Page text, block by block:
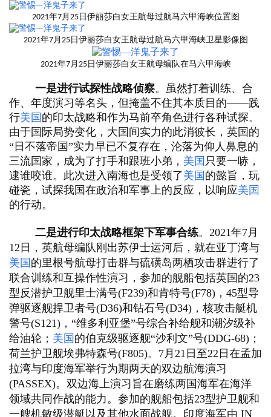
2021年7月25日伊丽莎白女王航母过航马六甲海峡位置图
2021年7月25日伊丽莎白女王航母过航马六甲海峡卫星影像图
2021年7月25日伊丽莎白女王航母编队在马六甲海峡
一是进行试探性战略侦察。虽然打着训练、合
作、年度演习等名头，但掩盖不住其本质目的——践
行美国 的印太战略和作为马前卒角色进行各种试探。
由于国际局势变化，大国间实力的此消彼长，英国的
“日不落帝国”实力早已不复存在，沦落为仰人鼻息的
三流国家，成为了打手和跟班小弟， 美国 只要一哧，
逮谁咬谁。此次进入南海也是受领了美国 的懿旨，玩
碰瓷，试探我国在政治和军事上的反应，以响应美国
的行动。
二是进行印太战略框架下军事合练。2021年7月
12日，英航母编队刚出苏伊士运河后，就在亚丁湾与
美国 的里根号航母打击群与硫磺岛两栖攻击群进行了
联合训练和互操作性演习，参加的舰船包括英国的23
型反潜护卫舰里士满号(F239)和肯特号(F78)，45型导
弹驱逐舰捍卫者号(D36)和钻石号(D34)，核攻击艇机
警号(S121)，“维多利亚堡”号综合补给舰和潮汐级补
给油轮； 美国 的伯克级驱逐舰“沙利文”号(DDG-68)；
荷兰护卫舰埃弗特森号(F805)。 7月21日至22日在孟加
拉湾与印度海军举行为期两天的双边航海演习
(PASSEX)。双边海上演习旨在磨练两国海军在海洋
领域共同作战的能力。参加的舰船包括23型护卫舰和
一艘机敏级潜艇以及其他水面战舰。印度海军由 IN